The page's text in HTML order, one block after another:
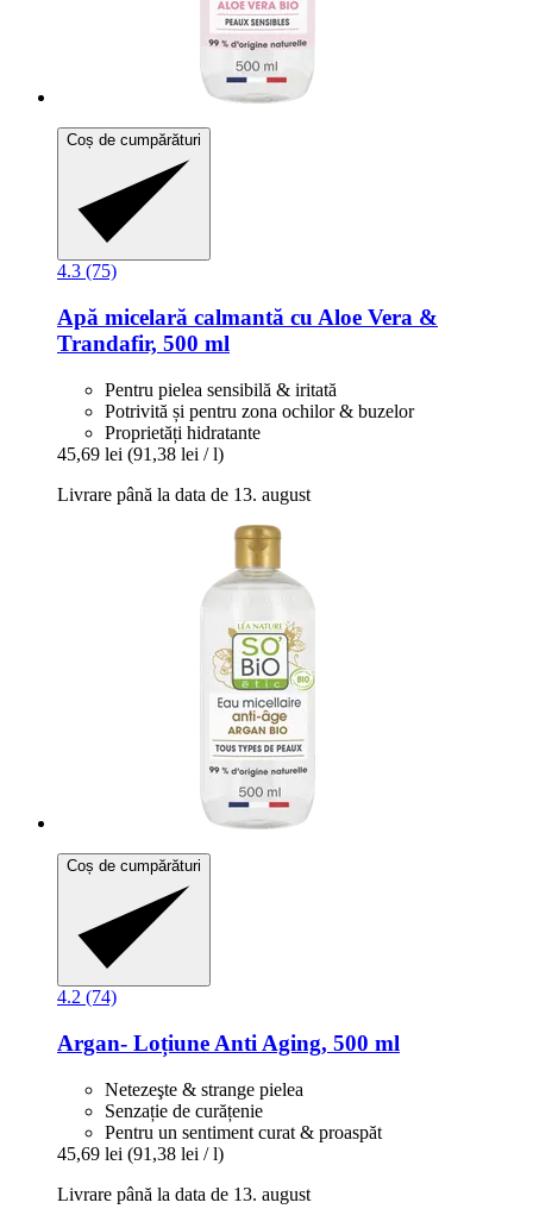
Coș de cumpărături
4.3 (75)
Apă micelară calmantă cu Aloe Vera &
Trandafir, 500 ml
Pentru pielea sensibilă & iritată
Potrivită și pentru zona ochilor & buzelor
Proprietăți hidratante
45,69 lei (91,38 lei / l)
Livrare până la data de 13. august
Coș de cumpărături
4.2 (74)
Argan-​ Loțiune Anti Aging, 500 ml
Netezeşte & strange pielea
Senzație de curățenie
Pentru un sentiment curat & proaspăt
45,69 lei (91,38 lei / l)
Livrare până la data de 13. august